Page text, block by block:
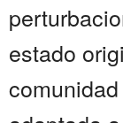
estado